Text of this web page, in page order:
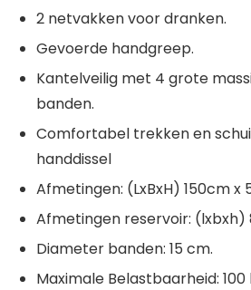
2 netvakken voor dranken.
Gevoerde handgreep.
Kantelveilig met 4 grote
banden.
Comfortabel trekken en
handdissel
Afmetingen: (LxBxH) 150cm x
Afmetingen reservoir: (lxbxh)
Diameter banden: 15 cm.
Maximale Belastbaarheid: 100